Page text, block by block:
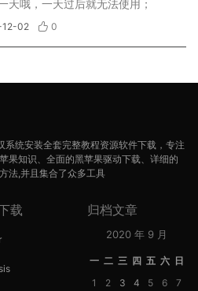
天哦，一天过后就无法使用；
02 0
统安装全套完整教程资源软件下载，专注
果知识、全面的黑苹果驱动下载、详细的
法,并且集合了众多工具
载 归档文章
2020 年 9 月
一 二 三 四 五 六 日
1
2 3 4 5 6
7